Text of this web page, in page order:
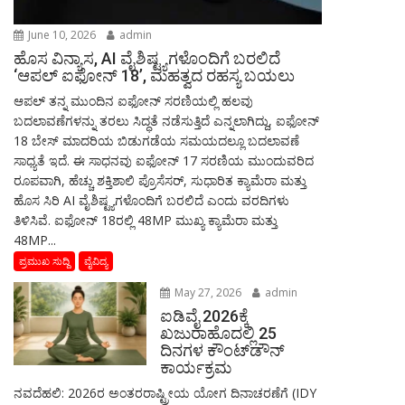
June 10, 2026 admin
ಹೊಸ ವಿನ್ಯಾಸ, AI ವೈಶಿಷ್ಟ್ಯಗಳೊಂದಿಗೆ ಬರಲಿದೆ
‘ಆಪಲ್ ಐಫೋನ್ 18’, ಮಹತ್ವದ ರಹಸ್ಯ ಬಯಲು
ಆಪಲ್ ತನ್ನ ಮುಂದಿನ ಐಫೋನ್ ಸರಣಿಯಲ್ಲಿ ಹಲವು
ಬದಲಾವಣೆಗಳನ್ನು ತರಲು ಸಿದ್ಧತೆ ನಡೆಸುತ್ತಿದೆ ಎನ್ನಲಾಗಿದ್ದು, ಐಫೋನ್
18 ಬೇಸ್ ಮಾದರಿಯ ಬಿಡುಗಡೆಯ ಸಮಯದಲ್ಲೂ ಬದಲಾವಣೆ
ಸಾಧ್ಯತೆ ಇದೆ. ಈ ಸಾಧನವು ಐಫೋನ್ 17 ಸರಣಿಯ ಮುಂದುವರಿದ
ರೂಪವಾಗಿ, ಹೆಚ್ಚು ಶಕ್ತಿಶಾಲಿ ಪ್ರೊಸೆಸರ್, ಸುಧಾರಿತ ಕ್ಯಾಮೆರಾ ಮತ್ತು
ಹೊಸ ಸಿರಿ AI ವೈಶಿಷ್ಟ್ಯಗಳೊಂದಿಗೆ ಬರಲಿದೆ ಎಂದು ವರದಿಗಳು
ತಿಳಿಸಿವೆ. ಐಫೋನ್ 18ರಲ್ಲಿ 48MP ಮುಖ್ಯ ಕ್ಯಾಮೆರಾ ಮತ್ತು
48MP...
ಪ್ರಮುಖ ಸುದ್ದಿ ವೈವಿದ್ಯ
May 27, 2026 admin
ಐಡಿವೈ 2026ಕ್ಕೆ
ಖಜುರಾಹೊದಲ್ಲಿ 25
ದಿನಗಳ ಕೌಂಟ್‌ಡೌನ್
ಕಾರ್ಯಕ್ರಮ
ನವದೆಹಲಿ: 2026ರ ಅಂತರರಾಷ್ಟ್ರೀಯ ಯೋಗ ದಿನಾಚರಣೆಗೆ (IDY